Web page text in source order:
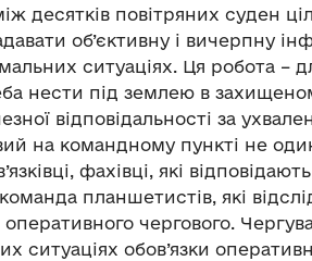
десятків повітряних суден
об’єктивну і вичерпну
ситуаціях. Ця робота –
нести під землею в
відповідальності за
на командному пункті не
фахівці, які
планшетистів, які
чергового.
ситуаціях обов’язки